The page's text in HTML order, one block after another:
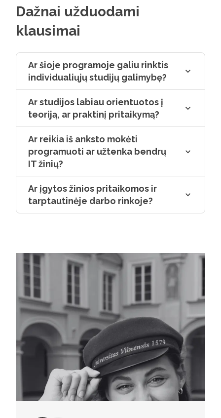
Partn. prof. dr. Darius Dilijonas
Studijų programos dėstytojas
Dažnai užduodami
klausimai
Ar šioje programoje galiu rinktis
individualiųjų studijų galimybę?
Ar studijos labiau orientuotos į
teoriją, ar praktinį pritaikymą?
Ar reikia iš anksto mokėti
programuoti ar užtenka bendrų
IT žinių?
Ar įgytos žinios pritaikomos ir
tarptautinėje darbo rinkoje?